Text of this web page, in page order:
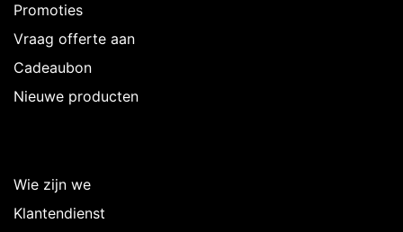
Promoties
Vraag offerte aan
Cadeaubon
Nieuwe producten
Wie zijn we
Klantendienst